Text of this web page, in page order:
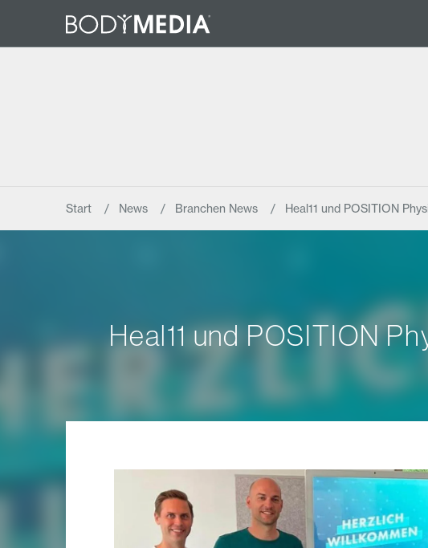
Start News Branchen News Heal11 und POSITION
Heal11 und POSITION